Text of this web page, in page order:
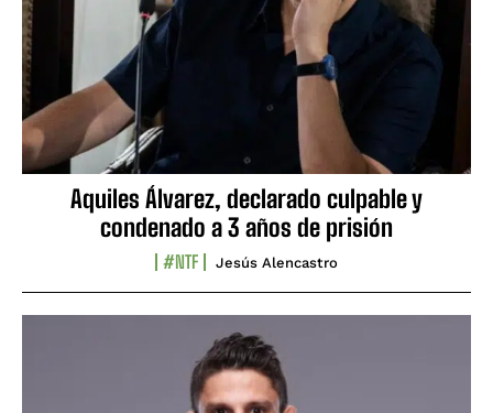
Aquiles Álvarez, declarado culpable y
condenado a 3 años de prisión
#NTF Jesús Alencastro